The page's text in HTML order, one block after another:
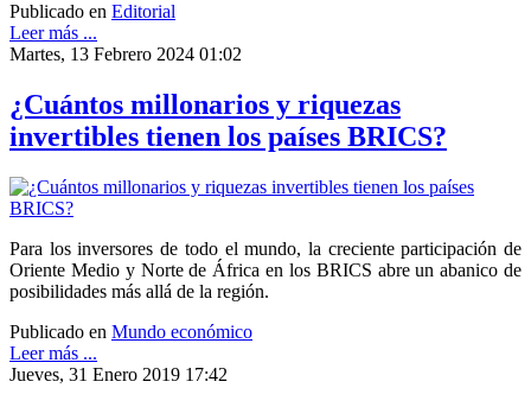
Publicado en Editorial
Leer más ...
Martes, 13 Febrero 2024 01:02
¿Cuántos millonarios y riquezas
invertibles tienen los países BRICS?
Para los inversores de todo el mundo, la creciente participación de
Oriente Medio y Norte de África en los BRICS abre un abanico de
posibilidades más allá de la región.
Publicado en Mundo económico
Leer más ...
Jueves, 31 Enero 2019 17:42